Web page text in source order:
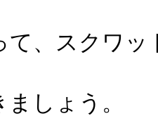
て、スクワッ
しょう。